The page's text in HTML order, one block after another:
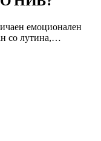
емоционален
со лутина,…